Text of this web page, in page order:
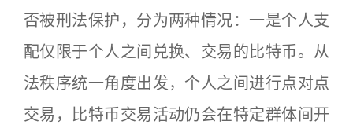
否被刑法保护，分为两种情况：一是个人支
配仅限于个人之间兑换、交易的比特币。从
法秩序统一角度出发，个人之间进行点对点
交易，比特币交易活动仍会在特定群体间开